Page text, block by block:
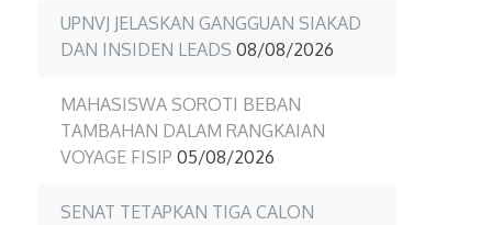
UPNVJ JELASKAN GANGGUAN SIAKAD
DAN INSIDEN LEADS 08/08/2026
MAHASISWA SOROTI BEBAN
TAMBAHAN DALAM RANGKAIAN
VOYAGE FISIP 05/08/2026
SENAT TETAPKAN TIGA CALON